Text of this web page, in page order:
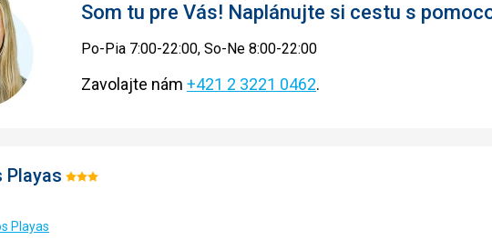
Som tu pre Vás! Naplánujte si cestu s
Po-Pia 7:00-22:00, So-Ne 8:00-22:00
Zavolajte nám +421 2 3221 0462.
Playas Hodnotenie:
Playas